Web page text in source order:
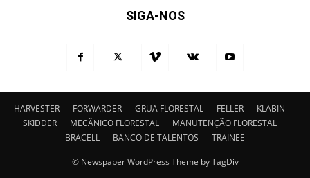
SIGA-NOS
HARVESTER FORWARDER GRUA FLORESTAL FELLER
KLABIN
SKIDDER
MECÂNICO FLORESTAL
MANUTENÇÃO FLORESTAL
BRACELL
BANCO DE TALENTOS TRAINEE
© Newspaper WordPress Theme by TagDiv